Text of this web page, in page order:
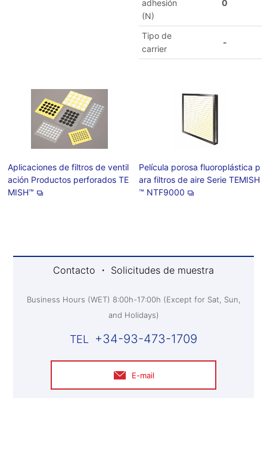
adhesión
(N)
0
Tipo de
carrier
-
Aplicaciones de filtros de ventil
ación Productos perforados TE
MISH™
Película porosa fluoroplástica p
ara filtros de aire Serie TEMISH
™ NTF9000
Contacto ・ Solicitudes de muestra
Business Hours (WET) 8:00h-17:00h (Except for Sat, Sun,
and Holidays)
+34-93-473-1709
E-mail